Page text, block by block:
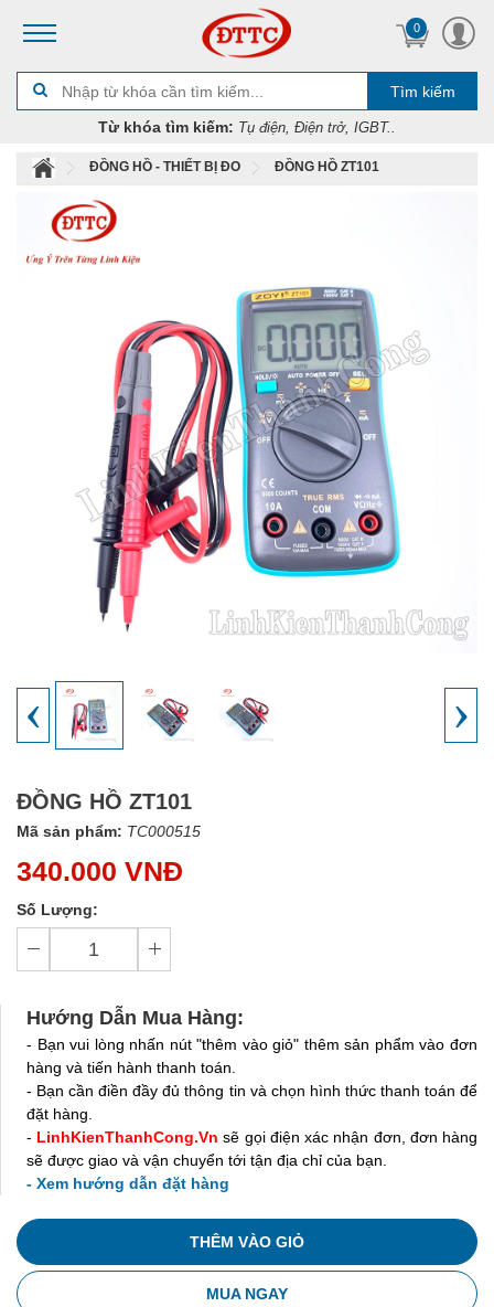
0
Tìm kiếm
Từ khóa tìm kiếm: Tụ điện, Điện trở, IGBT..
ĐỒNG HỒ - THIẾT BỊ ĐO ĐỒNG HỒ ZT101
‹ ›
ĐỒNG HỒ ZT101
Mã sản phẩm: TC000515
340.000 VNĐ
Số Lượng:
Hướng Dẫn Mua Hàng:
- Bạn vui lòng nhấn nút "thêm vào giỏ" thêm sản phẩm vào đơn
hàng và tiến hành thanh toán.
- Bạn cần điền đầy đủ thông tin và chọn hình thức thanh toán để
đặt hàng.
- LinhKienThanhCong.Vn sẽ gọi điện xác nhận đơn, đơn hàng
sẽ được giao và vận chuyển tới tận địa chỉ của bạn.
- Xem hướng dẫn đặt hàng
THÊM VÀO GIỎ
MUA NGAY